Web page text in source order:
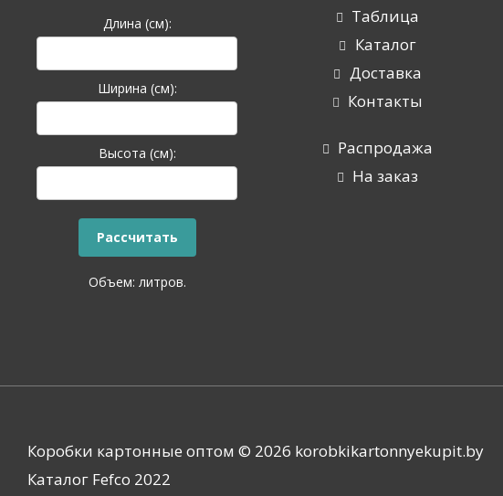
Длина (см):
Ширина (см):
Высота (см):
Объем: литров.
Таблица
Каталог
Доставка
Контакты
Распродажа
На заказ
Коробки картонные оптом © 2026 korobkikartonnyekupit.by
Каталог Fefco 2022